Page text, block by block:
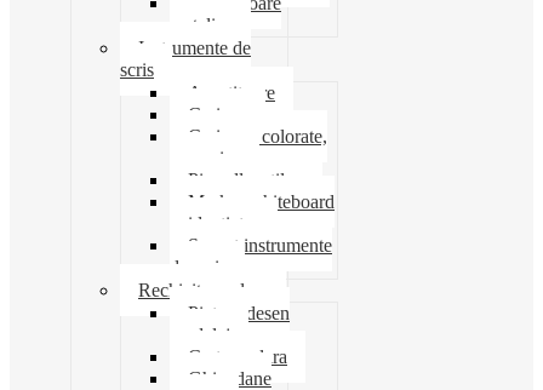
metalice
Instrumente de
scris
Ascutitoare
Carioca
Creioane colorate,
mecanice
Pix roller stilou
Marker whiteboard
evidentiator
Suport instrumente
de scris
Rechizite scolare
Pictura desen
modelaj
Creta scolara
Ghiozdane